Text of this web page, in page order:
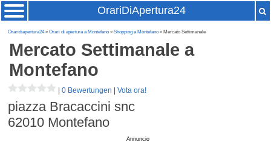
OrariDiApertura24
Oraridiapertura24»Orari di apertura a Montefano »Shopping a Montefano » Mercato Settimanale
Mercato Settimanale a
Montefano
|0 Bewertungen |Vota ora!
piazza Bracaccini snc
62010 Montefano
Annuncio